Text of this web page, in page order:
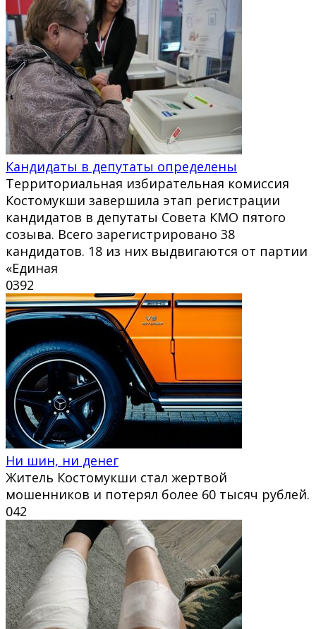
Кандидаты в депутаты определены
Территориальная избирательная комиссия
Костомукши завершила этап регистрации
кандидатов в депутаты Совета КМО пятого
созыва. Всего зарегистрировано 38
кандидатов. 18 из них выдвигаются от партии
«Единая
0392
Ни шин, ни денег
Житель Костомукши стал жертвой
мошенников и потерял более 60 тысяч рублей.
042